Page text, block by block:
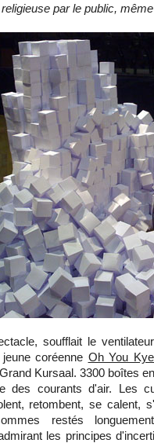
par le public,
soufflait le
coréenne Oh You
Kursaal. 3300 boîtes
des courants d'air. Les
retombent, se calent,
restés
les principes